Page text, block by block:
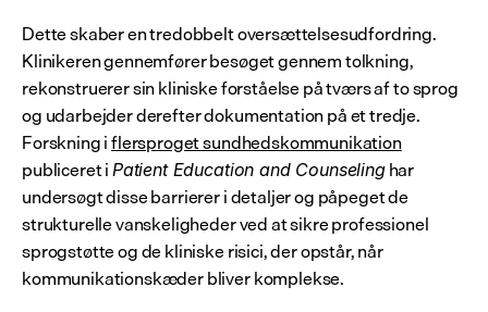
Dette skaber en tredobbelt oversættelsesudfordring.
Klinikeren gennemfører besøget gennem tolkning,
rekonstruerer sin kliniske forståelse på tværs af to sprog
og udarbejder derefter dokumentation på et tredje.
Forskning i flersproget sundhedskommunikation
publiceret i Patient Education and Counseling har
undersøgt disse barrierer i detaljer og påpeget de
strukturelle vanskeligheder ved at sikre professionel
sprogstøtte og de kliniske risici, der opstår, når
kommunikationskæder bliver komplekse.